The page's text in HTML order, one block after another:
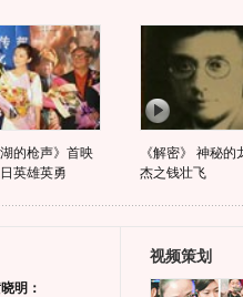
湖的枪声》首映
英雄英勇
《解密》 神秘的
杰之钱壮飞
明：
视频策划